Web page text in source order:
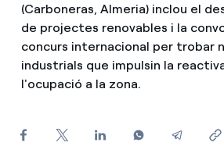
Innovability
Economia circular
Medi ambient
Troba la tarifa que més et
Compara les nostres tarifes
Per cada kWh que estalviïs, et
Com puc veure les meves
Mobilitat
PARA TI
(Carboneras, Almeria) inclou el
de projectes renovables i la
concurs internacional per trobar
industrials que impulsin la
l'ocupació a la zona.